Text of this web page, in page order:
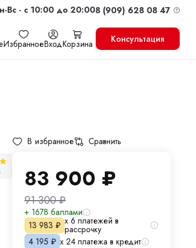
Вс - c 10:00 до 20:008 (909) 628 08 47
ИзбранноеВходКорзина Консультация
В избранное Сравнить
83 900 ₽
91 300₽
+ 1678 баллами
13 983 ₽ х 6 платежей в
рассрочку
4 195 ₽ х 24 платежа в кредит